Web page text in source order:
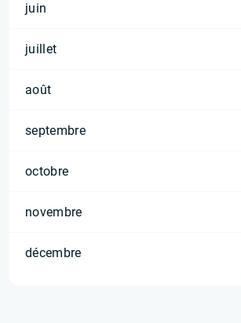
juin
juillet
août
septembre
octobre
novembre
décembre